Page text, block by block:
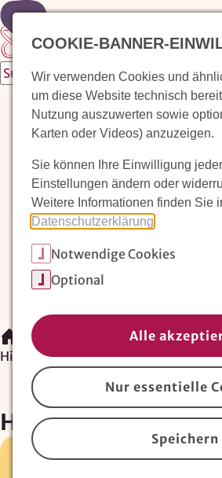
Zur
Waldorfkindergarten
Pädagogischer Ansatz
Arbeit im
Unser Verein
Magazin: Erziehungskunst
Waldorfkindergarten finden/
Hibernia-Kindergarten
Hibernia-
Holsterhauser Str. 70 e •44652
COOKIE-BANNER-
Wir verwenden Cookies und
um diese Website technisch
Nutzung auszuwerten sowie
Karten oder Videos) anzuzeigen.
Sie können Ihre Einwilligung
Einstellungen ändern oder
Weitere Informationen finden Sie
Datenschutzerklärung
Notwendige Cookies
Optional
Alle
Nur essentielle
Speichern